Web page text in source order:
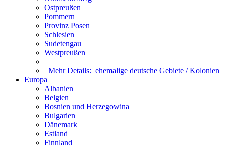
Ostpreußen
Pommern
Provinz Posen
Schlesien
Sudetengau
Westpreußen
Mehr Details: ehemalige deutsche Gebiete / Kolonien
Europa
Albanien
Belgien
Bosnien und Herzegowina
Bulgarien
Dänemark
Estland
Finnland